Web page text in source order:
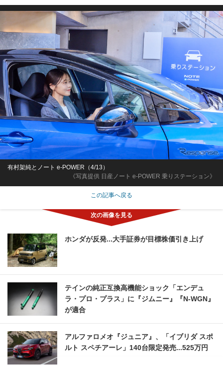
《写真提供 日産ノート e-POWER 乗りステーション》
有村架純とノート e-POWER（4/13）
この記事へ戻る
ホンダが反発...大手証券が目標株価引き上げ
テインの純正互換高機能ショック「エンデュ
ラ・プロ・プラス」に『ジムニー』『N-WGN』
が適合
アルファロメオ『ジュニア』、「イブリダ スポ
ルト スペチアーレ」140台限定発売...525万円